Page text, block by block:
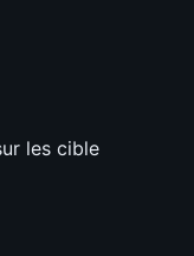
les cible